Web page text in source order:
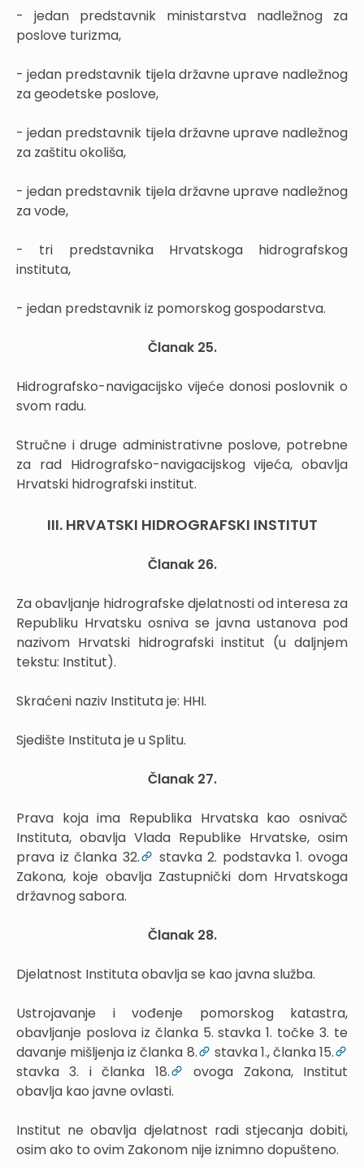
- jedan predstavnik ministarstva nadležnog za
poslove turizma,
- jedan predstavnik tijela državne uprave nadležnog
za geodetske poslove,
- jedan predstavnik tijela državne uprave nadležnog
za zaštitu okoliša,
- jedan predstavnik tijela državne uprave nadležnog
za vode,
- tri predstavnika Hrvatskoga hidrografskog
instituta,
- jedan predstavnik iz pomorskog gospodarstva.
Članak 25.
Hidrografsko-navigacijsko vijeće donosi poslovnik o
svom radu.
Stručne i druge administrativne poslove, potrebne
za rad Hidrografsko-navigacijskog vijeća, obavlja
Hrvatski hidrografski institut.
III. HRVATSKI HIDROGRAFSKI INSTITUT
Članak 26.
Za obavljanje hidrografske djelatnosti od interesa za
Republiku Hrvatsku osniva se javna ustanova pod
nazivom Hrvatski hidrografski institut (u daljnjem
tekstu: Institut).
Skraćeni naziv Instituta je: HHI.
Sjedište Instituta je u Splitu.
Članak 27.
Prava koja ima Republika Hrvatska kao osnivač
Instituta, obavlja Vlada Republike Hrvatske, osim
prava iz članka 32.
stavka 2. podstavka 1. ovoga
Zakona, koje obavlja Zastupnički dom Hrvatskoga
državnog sabora.
Članak 28.
Djelatnost Instituta obavlja se kao javna služba.
Ustrojavanje i vođenje pomorskog katastra,
obavljanje poslova iz članka 5. stavka 1. točke 3. te
davanje mišljenja iz članka 8.
stavka 1., članka 15.
stavka 3. i članka 18.
ovoga Zakona, Institut
obavlja kao javne ovlasti.
Institut ne obavlja djelatnost radi stjecanja dobiti,
osim ako to ovim Zakonom nije iznimno dopušteno.